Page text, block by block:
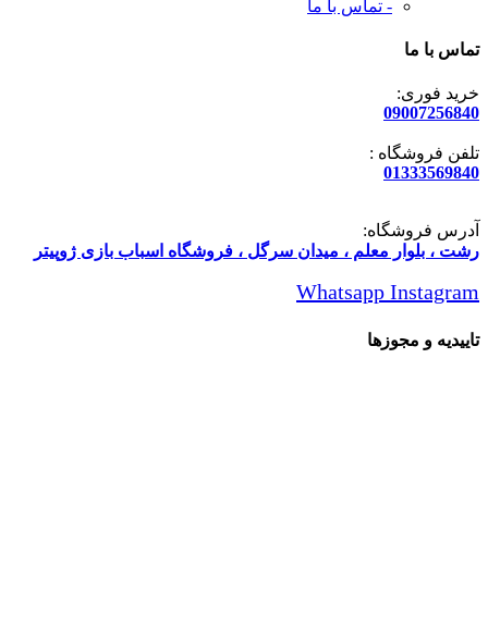
- تماس با ما
تماس با ما
خرید فوری:
09007256840
تلفن فروشگاه :
01333569840
آدرس فروشگاه:
رشت ، بلوار معلم ، میدان سرگل ، فروشگاه اسباب بازی ژوپیتر
Whatsapp Instagram
تاییدیه و مجوزها